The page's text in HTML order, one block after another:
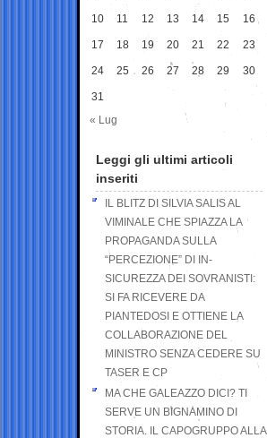
10 11 12 13 14 15 16
17 18 19 20 21 22 23
24 25 26 27 28 29 30
31
« Lug
Leggi gli ultimi articoli
inseriti
IL BLITZ DI SILVIA SALIS AL
VIMINALE CHE SPIAZZA LA
PROPAGANDA SULLA
“PERCEZIONE” DI IN-
SICUREZZA DEI SOVRANISTI:
SI FA RICEVERE DA
PIANTEDOSI E OTTIENE LA
COLLABORAZIONE DEL
MINISTRO SENZA CEDERE SU
TASER E CP
MA CHE GALEAZZO DICI? TI
SERVE UN BIGNAMINO DI
STORIA. IL CAPOGRUPPO ALLA